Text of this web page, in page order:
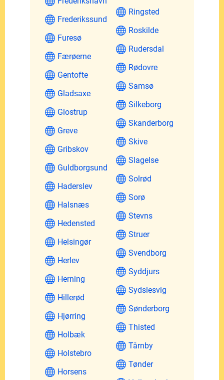
Frederikssund
Furesø
Færøerne
Gentofte
Gladsaxe
Glostrup
Greve
Gribskov
Guldborgsund
Haderslev
Halsnæs
Hedensted
Helsingør
Herlev
Herning
Hillerød
Hjørring
Holbæk
Holstebro
Horsens
Ringsted
Roskilde
Rudersdal
Rødovre
Samsø
Silkeborg
Skanderborg
Skive
Slagelse
Solrød
Sorø
Stevns
Struer
Svendborg
Syddjurs
Sydslesvig
Sønderborg
Thisted
Tårnby
Tønder